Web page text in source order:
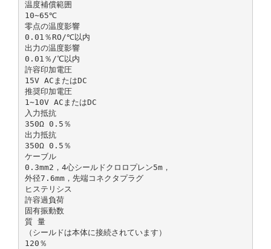
温度補償範囲
­10∼65℃
零点の温度影響
0.01％RO/℃以内
出力の温度影響
0.01％/℃以内
許容印加電圧
15V ACまたはDC
推奨印加電圧
1∼10V ACまたはDC
入力抵抗
350Ω 0.5％
出力抵抗
350Ω 0.5％
ケーブル
0.3mm2，4心シールドクロロプレン5m，
外径7.6mm，先端コネクタプラグ
ヒステリシス
許容過負荷
固有振動数
質 量
（シールドは本体に接続されています）
120％